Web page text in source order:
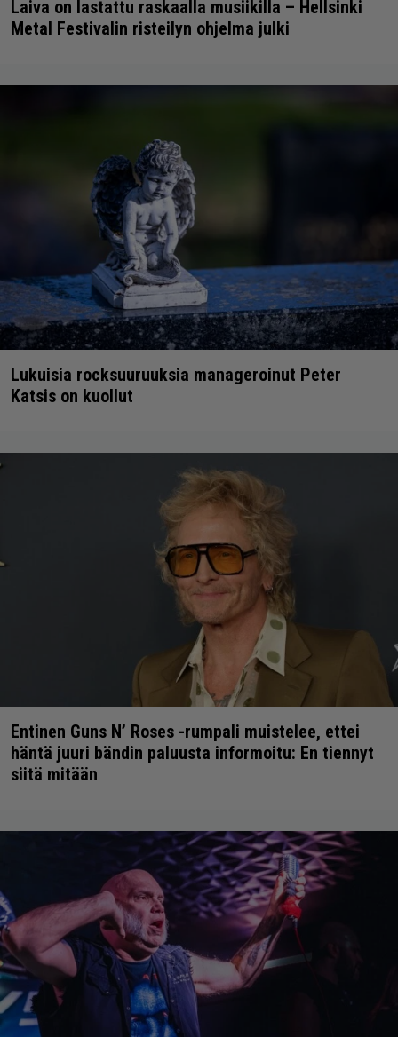
Laiva on lastattu raskaalla musiikilla – Hellsinki
Metal Festivalin risteilyn ohjelma julki
Lukuisia rocksuuruuksia manageroinut Peter
Katsis on kuollut
Entinen Guns N’ Roses -rumpali muistelee, ettei
häntä juuri bändin paluusta informoitu: En tiennyt
siitä mitään